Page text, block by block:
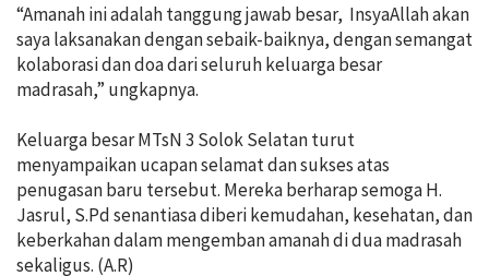
“Amanah ini adalah tanggung jawab besar, InsyaAllah akan
saya laksanakan dengan sebaik-baiknya, dengan semangat
kolaborasi dan doa dari seluruh keluarga besar
madrasah,” ungkapnya.
Keluarga besar MTsN 3 Solok Selatan turut
menyampaikan ucapan selamat dan sukses atas
penugasan baru tersebut. Mereka berharap semoga H.
Jasrul, S.Pd senantiasa diberi kemudahan, kesehatan, dan
keberkahan dalam mengemban amanah di dua madrasah
sekaligus. (A.R)